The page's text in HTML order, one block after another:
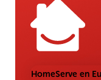
HomeServe en